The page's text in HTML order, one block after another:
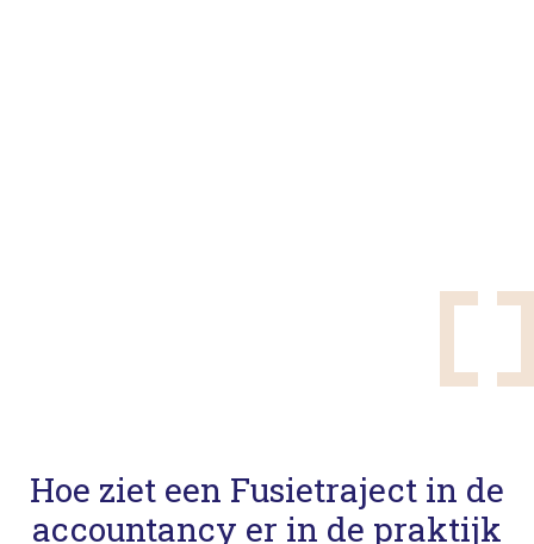
Hoe ziet een Fusietraject in de
accountancy er in de praktijk